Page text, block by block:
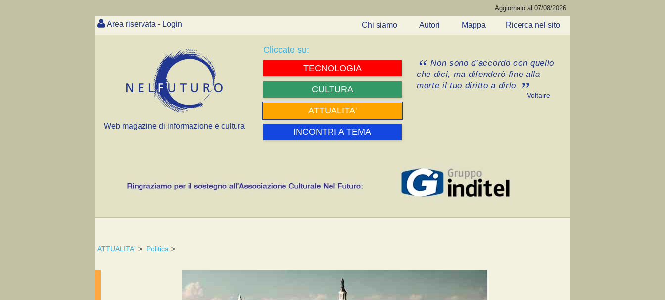
Aggiornato al 07/08/2026
Area riservata - Login Chi siamo Autori Mappa Ricerca nel sito
Web magazine di informazione e cultura
Cliccate su:
TECNOLOGIA
CULTURA
ATTUALITA'
INCONTRI A TEMA
Non sono d’accordo con quello
che dici, ma difenderò fino alla
morte il tuo diritto a dirlo
Voltaire
ATTUALITA' > Politica >